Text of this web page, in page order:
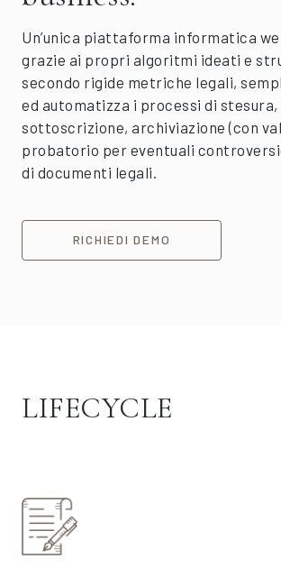
Un’unica piattaforma informatica
grazie ai propri algoritmi ideati e
secondo rigide metriche legali,
ed automatizza i processi di stesura,
sottoscrizione, archiviazione (con
probatorio per eventuali
di documenti legali.
RICHIEDI DEMO
LIFECYCLE